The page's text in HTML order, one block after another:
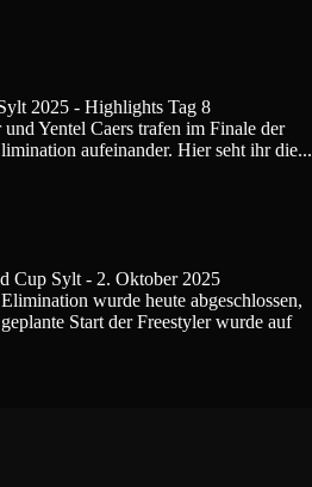
2025 - Highlights Tag 8
Yentel Caers trafen im Finale der
aufeinander. Hier seht ihr die...
Cup Sylt - 2. Oktober 2025
wurde heute abgeschlossen,
Start der Freestyler wurde auf